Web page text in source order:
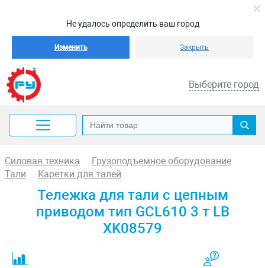
Не удалось определить ваш город
Изменить Закрыть
Выберите город
Силовая техника
Грузоподъемное оборудование
Тали
Каретки для талей
Тележка для тали с цепным
приводом тип GCL610 3 т LB
XK08579